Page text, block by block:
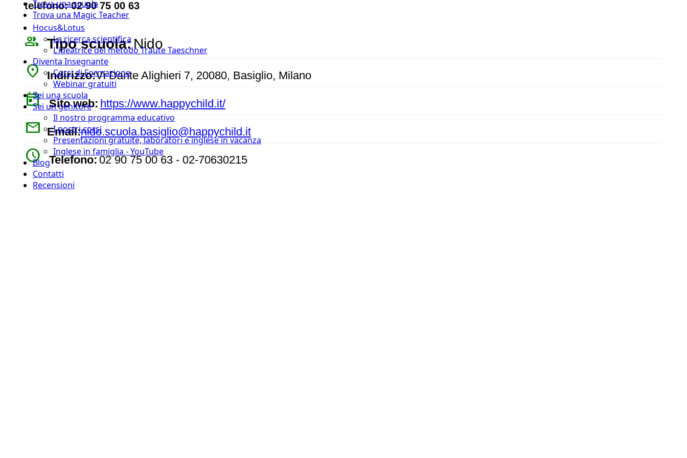
Trova una scuola
Trova una Magic Teacher
Hocus&Lotus
La ricerca scientifica
L’ideatrice del metodo Traute Taeschner
Diventa Insegnante
Corsi di Formazione
Webinar gratuiti
Sei una scuola
Sei un genitore
Il nostro programma educativo
I nostri corsi
Presentazioni gratuite, laboratori e inglese in vacanza
Inglese in famiglia - YouTube
Blog
Contatti
Recensioni
telefono: 02 90 75 00 63
people_outline Tipo scuola:Nido
place Indirizzo:Vi Dante Alighieri 7, 20080, Basiglio, Milano
today Sito web: https://www.happychild.it/
mail Email:nido.scuola.basiglio@happychild.it
watch_later Telefono:02 90 75 00 63 - 02-70630215